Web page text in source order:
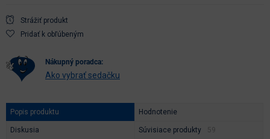
Strážiť produkt
Pridať k obľúbeným
nákupný poradca:
Ako vybrať sedačku
Popis produktu Hodnotenie
Diskusia Súvisiace produkty